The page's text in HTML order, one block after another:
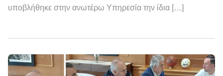
υποβλήθηκε στην ανωτέρω Υπηρεσία την ίδια […]